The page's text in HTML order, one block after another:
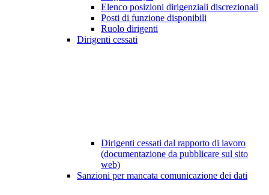
Elenco posizioni dirigenziali discrezionali
Posti di funzione disponibili
Ruolo dirigenti
Dirigenti cessati
Dirigenti cessati dal rapporto di lavoro
(documentazione da pubblicare sul sito
web)
Sanzioni per mancata comunicazione dei dati